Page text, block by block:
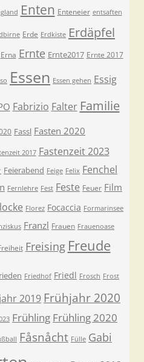
Enten Enteneier entsaften
Erde Erdkiste Erdäpfel
Erna Ernte Ernte2017 Ernte 2017
Essen Essen gehen Essig
Fabrizio Falter Familie
Fassl Fasten 2020
2017 Fastenzeit 2023
Feierabend Feige Felix Fenchel
Fernlehre Fest Feste Feuer Film
Florez Focaccia Formarinsee
Franzl Frauen Frauenoase
Freising Freude
Friedhof Friedl Frosch Frost
2019 Frühjahr 2020
Frühling Frühling 2020
Fåsnåcht Fülle Gabi